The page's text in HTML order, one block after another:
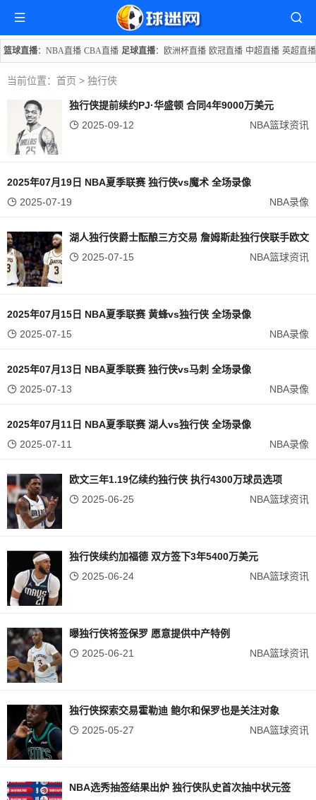
篮球直播： NBA直播 CBA直播 足球直播： 欧洲杯直播 欧冠直播 中超直播 英超直播
当前位置： 首页 > 独行侠
独行侠提前续约PJ·华盛顿 合同4年9000万美元
2025-09-12
NBA篮球资讯
2025年07月19日 NBA夏季联赛 独行侠vs魔术 全场录像
2025-07-19
NBA录像
湖人独行侠爵士酝酿三方交易 詹姆斯赴独行侠联手欧文
2025-07-15
NBA篮球资讯
2025年07月15日 NBA夏季联赛 黄蜂vs独行侠 全场录像
2025-07-15
NBA录像
2025年07月13日 NBA夏季联赛 独行侠vs马刺 全场录像
2025-07-13
NBA录像
2025年07月11日 NBA夏季联赛 湖人vs独行侠 全场录像
2025-07-11
NBA录像
欧文三年1.19亿续约独行侠 执行4300万球员选项
2025-06-25
NBA篮球资讯
独行侠续约加福德 双方签下3年5400万美元
2025-06-24
NBA篮球资讯
曝独行侠将签保罗 愿意提供中产特例
2025-06-21
NBA篮球资讯
独行侠探索交易霍勒迪 鲍尔和保罗也是关注对象
2025-05-27
NBA篮球资讯
NBA选秀抽签结果出炉 独行侠队史首次抽中状元签